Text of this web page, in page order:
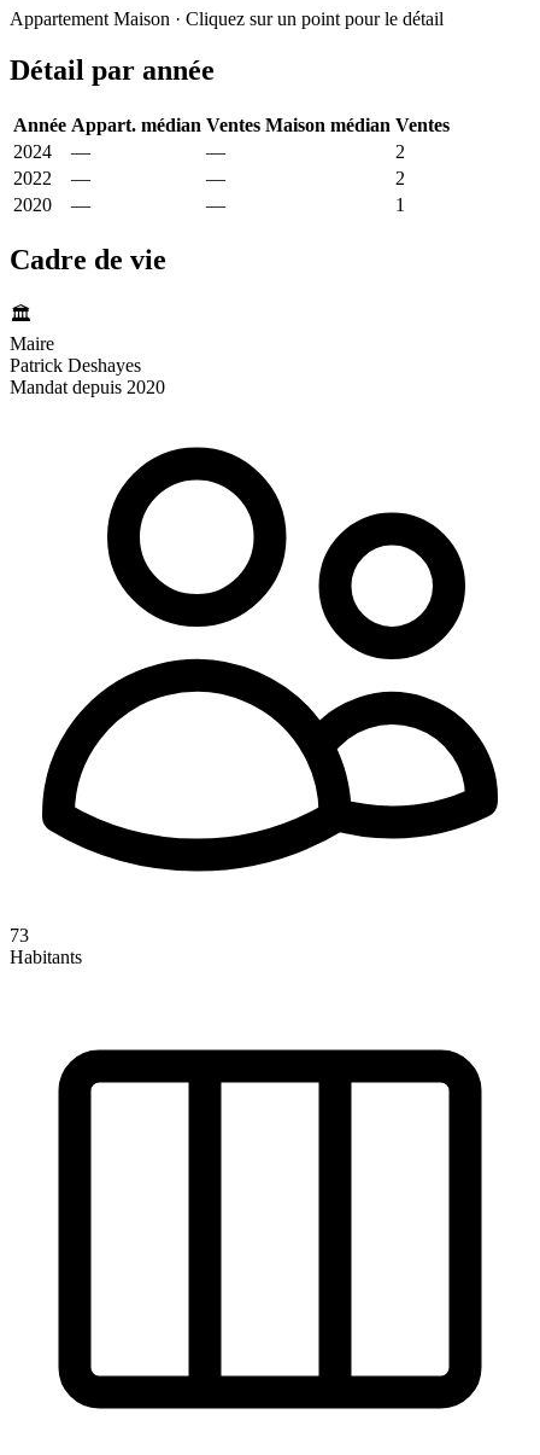
−
Appartement Maison · Cliquez sur un point pour le détail
Détail par année
Année Appart. médian Ventes Maison médian Ventes
2024
— —
2
2022
— —
2
2020
— — 1
Cadre de vie
🏛️
Maire
Patrick Deshayes
Mandat depuis 2020
73
Habitants